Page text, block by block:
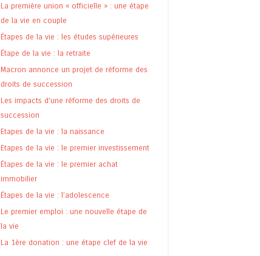
La première union « officielle » : une étape
de la vie en couple
Étapes de la vie : les études supérieures
Étape de la vie : la retraite
Macron annonce un projet de réforme des
droits de succession
Les impacts d’une réforme des droits de
succession
Etapes de la vie : la naissance
Etapes de la vie : le premier investissement
Étapes de la vie : le premier achat
immobilier
Étapes de la vie : l’adolescence
Le premier emploi : une nouvelle étape de
la vie
La 1ère donation : une étape clef de la vie